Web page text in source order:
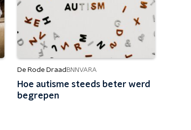
De Rode Draad BNNVARA
Hoe autisme steeds beter werd
begrepen